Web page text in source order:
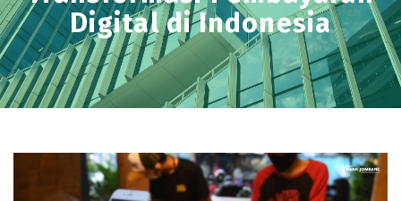
Digital di Indonesia